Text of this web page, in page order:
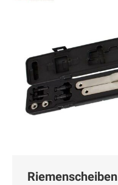
Riemenscheiben